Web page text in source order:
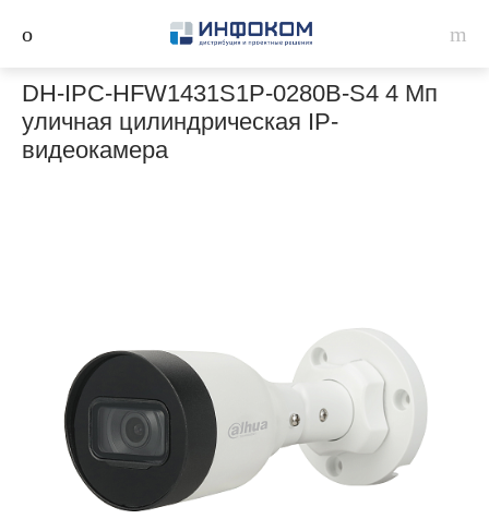
DH-IPC-HFW1431S1P-0280B-S4 4 Мп
уличная цилиндрическая IP-
видеокамера